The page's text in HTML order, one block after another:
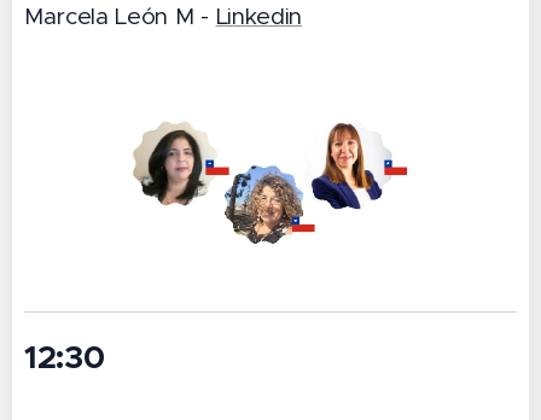
Marcela León M - Linkedin
12:30